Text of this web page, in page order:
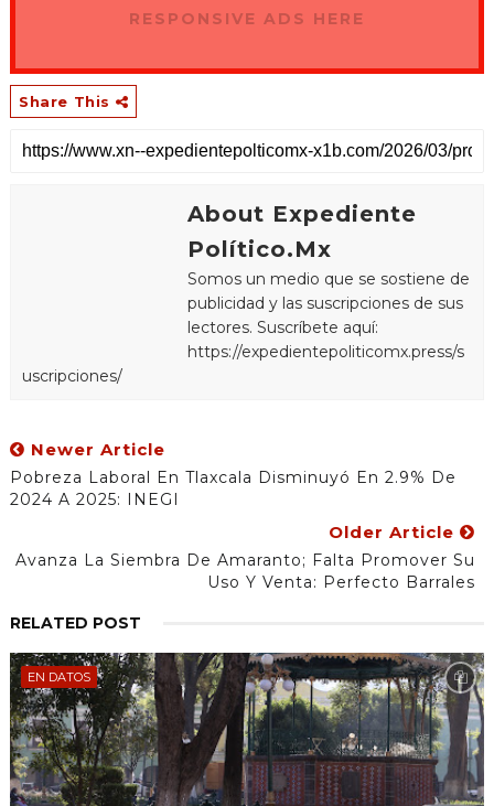
RESPONSIVE ADS HERE
Share This
About Expediente
Político.Mx
Somos un medio que se sostiene de
publicidad y las suscripciones de sus
lectores. Suscríbete aquí:
https://expedientepoliticomx.press/s
uscripciones/
Newer Article
Pobreza Laboral En Tlaxcala Disminuyó En 2.9% De
2024 A 2025: INEGI
Older Article
Avanza La Siembra De Amaranto; Falta Promover Su
Uso Y Venta: Perfecto Barrales
RELATED POST
EN DATOS